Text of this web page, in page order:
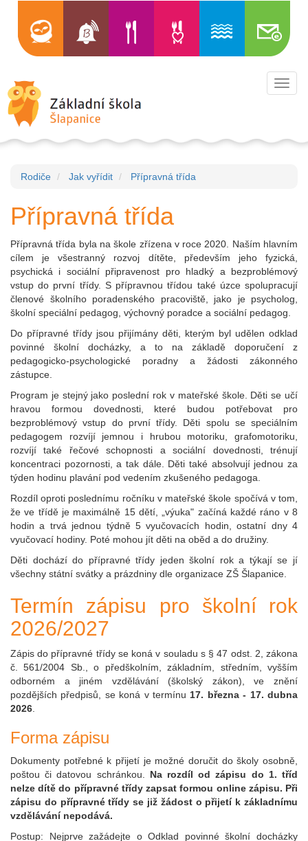
Rodiče Jak vyřídit Přípravná třída
Přípravná třída
Přípravná třída byla na škole zřízena v roce 2020. Naším hlavním
cílem je všestranný rozvoj dítěte, především jeho fyzická,
psychická i sociální připravenost pro hladký a bezproblémový
vstup do první třídy. S přípravnou třídou také úzce spolupracují
členové školního poradenského pracoviště, jako je psycholog,
školní speciální pedagog, výchovný poradce a sociální pedagog.
Do přípravné třídy jsou přijímány děti, kterým byl udělen odklad
povinné školní docházky, a to na základě doporučení z
pedagogicko-psychologické poradny a žádosti zákonného
zástupce.
Program je stejný jako poslední rok v mateřské škole. Děti se učí
hravou formou dovednosti, které budou potřebovat pro
bezproblémový vstup do první třídy. Děti spolu se speciálním
pedagogem rozvíjí jemnou i hrubou motoriku, grafomotoriku,
rozvíjí také řečové schopnosti a sociální dovednosti, trénují
koncentraci pozornosti, a tak dále. Děti také absolvují jednou za
týden hodinu plavání pod vedením zkušeného pedagoga.
Rozdíl oproti poslednímu ročníku v mateřské škole spočívá v tom,
že ve třídě je maximálně 15 dětí, „výuka" začíná každé ráno v 8
hodin a trvá jednou týdně 5 vyučovacích hodin, ostatní dny 4
vyučovací hodiny. Poté mohou jít děti na oběd a do družiny.
Děti dochází do přípravné třídy jeden školní rok a týkají se jí
všechny státní svátky a prázdniny dle organizace ZŠ Šlapanice.
Termín zápisu pro školní rok
2026/2027
Zápis do přípravné třídy se koná v souladu s § 47 odst. 2, zákona
č. 561/2004 Sb., o předškolním, základním, středním, vyšším
odborném a jiném vzdělávání (školský zákon), ve znění
pozdějších předpisů, se koná v termínu 17. března - 17. dubna
2026
Forma zápisu
Dokumenty potřebné k přijetí je možné doručit do školy osobně,
poštou či datovou schránkou. Na rozdíl od zápisu do 1. tříd
nelze dítě do přípravné třídy zapsat formou online zápisu. Při
zápisu do přípravné třídy se již žádost o přijetí k základnímu
vzdělávání nepodává.
Postup: Nejprve zažádejte o Odklad povinné školní docházky